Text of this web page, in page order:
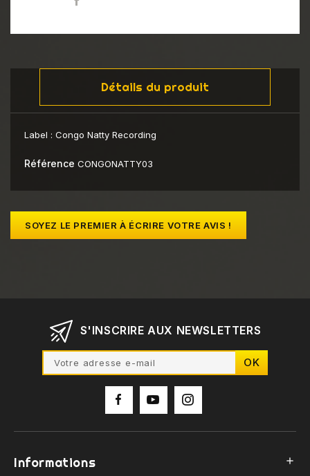
Détails du produit
Label : Congo Natty Recording
Référence CONGONATTY03
SOYEZ LE PREMIER À ÉCRIRE VOTRE AVIS !
S'INSCRIRE AUX NEWSLETTERS
Informations 